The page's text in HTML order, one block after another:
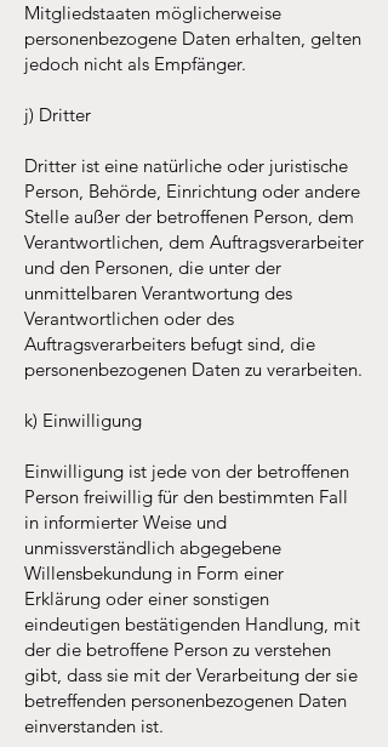
Mitgliedstaaten möglicherweise
personenbezogene Daten erhalten, gelten
jedoch nicht als Empfänger.
j) Dritter
Dritter ist eine natürliche oder juristische
Person, Behörde, Einrichtung oder andere
Stelle außer der betroffenen Person, dem
Verantwortlichen, dem Auftragsverarbeiter
und den Personen, die unter der
unmittelbaren Verantwortung des
Verantwortlichen oder des
Auftragsverarbeiters befugt sind, die
personenbezogenen Daten zu verarbeiten.
k) Einwilligung
Einwilligung ist jede von der betroffenen
Person freiwillig für den bestimmten Fall
in informierter Weise und
unmissverständlich abgegebene
Willensbekundung in Form einer
Erklärung oder einer sonstigen
eindeutigen bestätigenden Handlung, mit
der die betroffene Person zu verstehen
gibt, dass sie mit der Verarbeitung der sie
betreffenden personenbezogenen Daten
einverstanden ist.